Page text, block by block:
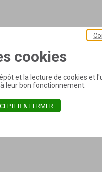
cookies
et la lecture de cookies et
leur bon fonctionnement.
& FERMER